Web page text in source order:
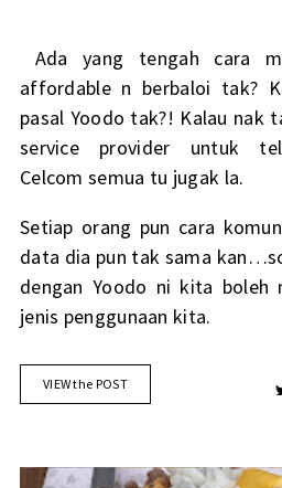
Ada yang tengah cara
affordable n berbaloi tak?
pasal Yoodo tak?! Kalau nak
service provider untuk
Celcom semua tu jugak la.
Setiap orang pun cara
data dia pun tak sama
dengan Yoodo ni kita
jenis penggunaan kita.
VIEW the POST